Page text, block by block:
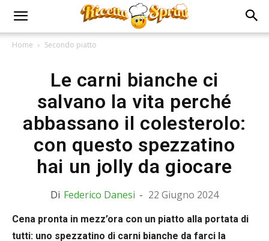
Home Secondo piatto
Le carni bianche ci
salvano la vita perché
abbassano il colesterolo:
con questo spezzatino
hai un jolly da giocare
Di Federico Danesi - 22 Giugno 2024
Cena pronta in mezz’ora con un piatto alla portata di
tutti: uno spezzatino di carni bianche da farci la